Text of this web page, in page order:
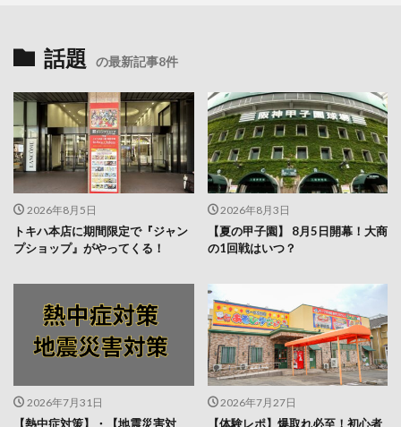
話題 の最新記事8件
2026年8月5日
トキハ本店に期間限定で『ジャン
プショップ』がやってくる！
2026年8月3日
【夏の甲子園】 8月5日開幕！大商
の1回戦はいつ？
2026年7月31日
【熱中症対策】・【地震災害対
2026年7月27日
【体験レポ】爆取れ必至！初心者